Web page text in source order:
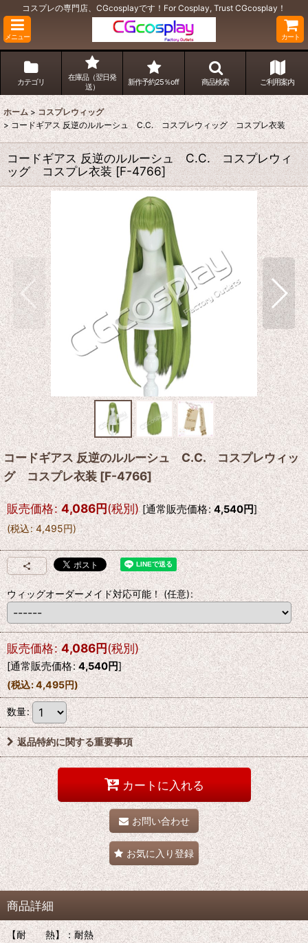
コスプレの専門店、CGcosplayです！For Cosplay, Trust CGcosplay！
メニュー カート
カテゴリ
在庫品（翌日発
送）
新作予約25％off 商品検索 ご利用案内
ホーム > コスプレウィッグ
> コードギアス 反逆のルルーシュ C.C. コスプレウィッグ コスプレ衣装
コードギアス 反逆のルルーシュ C.C. コスプレウィ
ッグ コスプレ衣装 [F-4766]
コードギアス 反逆のルルーシュ C.C. コスプレウィッ
グ コスプレ衣装[F-4766]
販売価格: 4,086円(税別) [通常販売価格: 4,540円]
(税込: 4,495円)
ウィッグオーダーメイド対応可能！(任意):
販売価格: 4,086円(税別)
[通常販売価格: 4,540円]
(税込:4,495円)
数量:
返品特約に関する重要事項
カートに入れる
お問い合わせ
お気に入り登録
商品詳細
【耐 熱】：耐熱